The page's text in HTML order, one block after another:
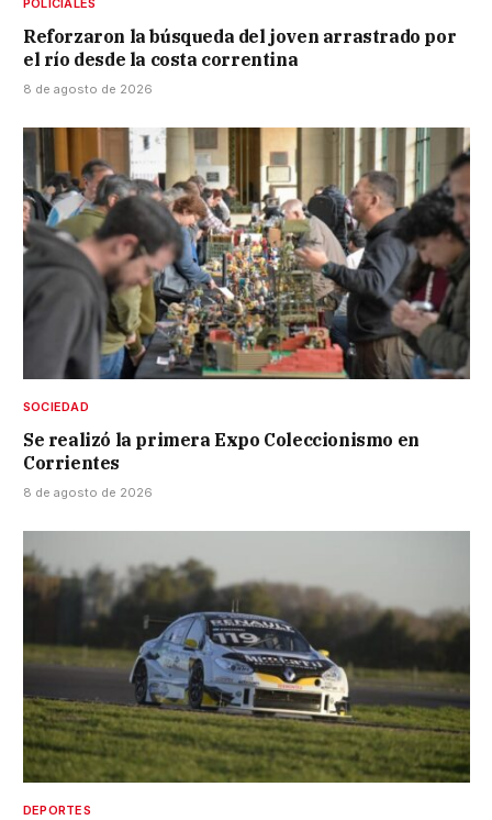
POLICIALES
Reforzaron la búsqueda del joven arrastrado por
el río desde la costa correntina
8 de agosto de 2026
SOCIEDAD
Se realizó la primera Expo Coleccionismo en
Corrientes
8 de agosto de 2026
DEPORTES